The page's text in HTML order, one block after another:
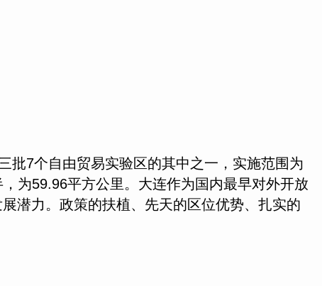
7个自由贸易实验区的其中之一，实施范围为
为59.96平方公里。大连作为国内最早对外开放
潜力。政策的扶植、先天的区位优势、扎实的